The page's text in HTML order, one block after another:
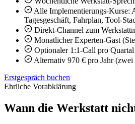
Alle Implementierungs-Kurse:
Tagesgeschäft, Fahrplan, Tool-
Direkt-Channel zum
Monatlicher Experten-Gast
Optionaler 1:1-Call pro Quartal
Alternativ 970 € pro Jahr (zwei
Erstgespräch buchen
Ehrliche Vorabklärung
Wann die Werkstatt